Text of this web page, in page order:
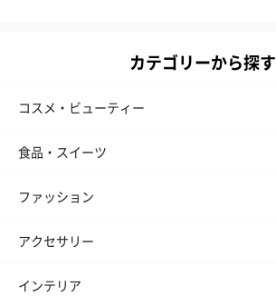
カテゴリーから探す
コスメ・ビューティー
食品・スイーツ
ファッション
アクセサリー
インテリア